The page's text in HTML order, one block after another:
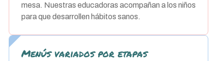
mesa. Nuestras educadoras acompañan a los niños
para que desarrollen hábitos sanos.
Menús variados por etapas